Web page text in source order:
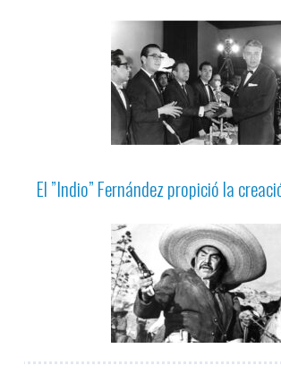
El ”Indio” Fernández propició la